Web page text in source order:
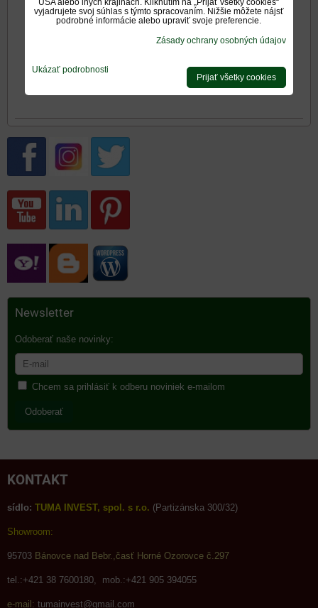
Mriežka biela 11x24
Rozmery mriežok
Newsletter
Odoberať naše novinky:
Chcem sa prihlásiť k odberu noviniek e-mailom
Odoberať
KONTAKT
sídlo: TUMA INVEST, spol. s r.o. (Partizánska 300/32)
Showroom:
95703 Bánovce nad Bebr.,časť Horné Ozorovce č.297
tel.:+421 38 7600180, mob.:+421 905 394055
e-mail: tumainvest@gmail.com
vyjadrujete svoj súhlas s týmto spracovaním. Nižšie môžete nájsť
podrobné informácie alebo upraviť svoje preferencie.
Zásady ochrany osobných údajov
Ukázať podrobnosti
Prijať všetky cookies